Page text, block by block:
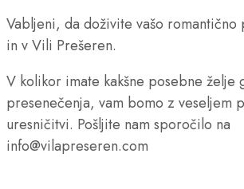
Vabljeni, da doživite vašo romantično
in v Vili Prešeren.
V kolikor imate kakšne posebne želje
presenečenja, vam bomo z veseljem
uresničitvi. Pošljite nam sporočilo na
info@vilapreseren.com